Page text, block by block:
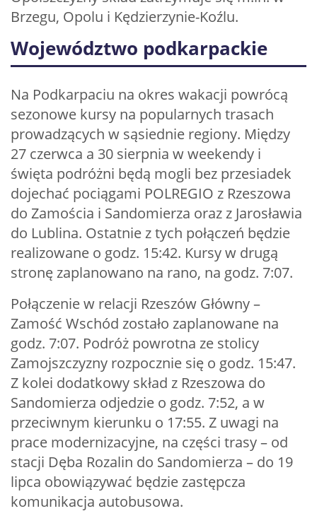
Brzegu, Opolu i Kędzierzynie-Koźlu.
Województwo podkarpackie
Na Podkarpaciu na okres wakacji powrócą
sezonowe kursy na popularnych trasach
prowadzących w sąsiednie regiony. Między
27 czerwca a 30 sierpnia w weekendy i
święta podróżni będą mogli bez przesiadek
dojechać pociągami POLREGIO z Rzeszowa
do Zamościa i Sandomierza oraz z Jarosławia
do Lublina. Ostatnie z tych połączeń będzie
realizowane o godz. 15:42. Kursy w drugą
stronę zaplanowano na rano, na godz. 7:07.
Połączenie w relacji Rzeszów Główny –
Zamość Wschód zostało zaplanowane na
godz. 7:07. Podróż powrotna ze stolicy
Zamojszczyzny rozpocznie się o godz. 15:47.
Z kolei dodatkowy skład z Rzeszowa do
Sandomierza odjedzie o godz. 7:52, a w
przeciwnym kierunku o 17:55. Z uwagi na
prace modernizacyjne, na części trasy – od
stacji Dęba Rozalin do Sandomierza – do 19
lipca obowiązywać będzie zastępcza
komunikacja autobusowa.